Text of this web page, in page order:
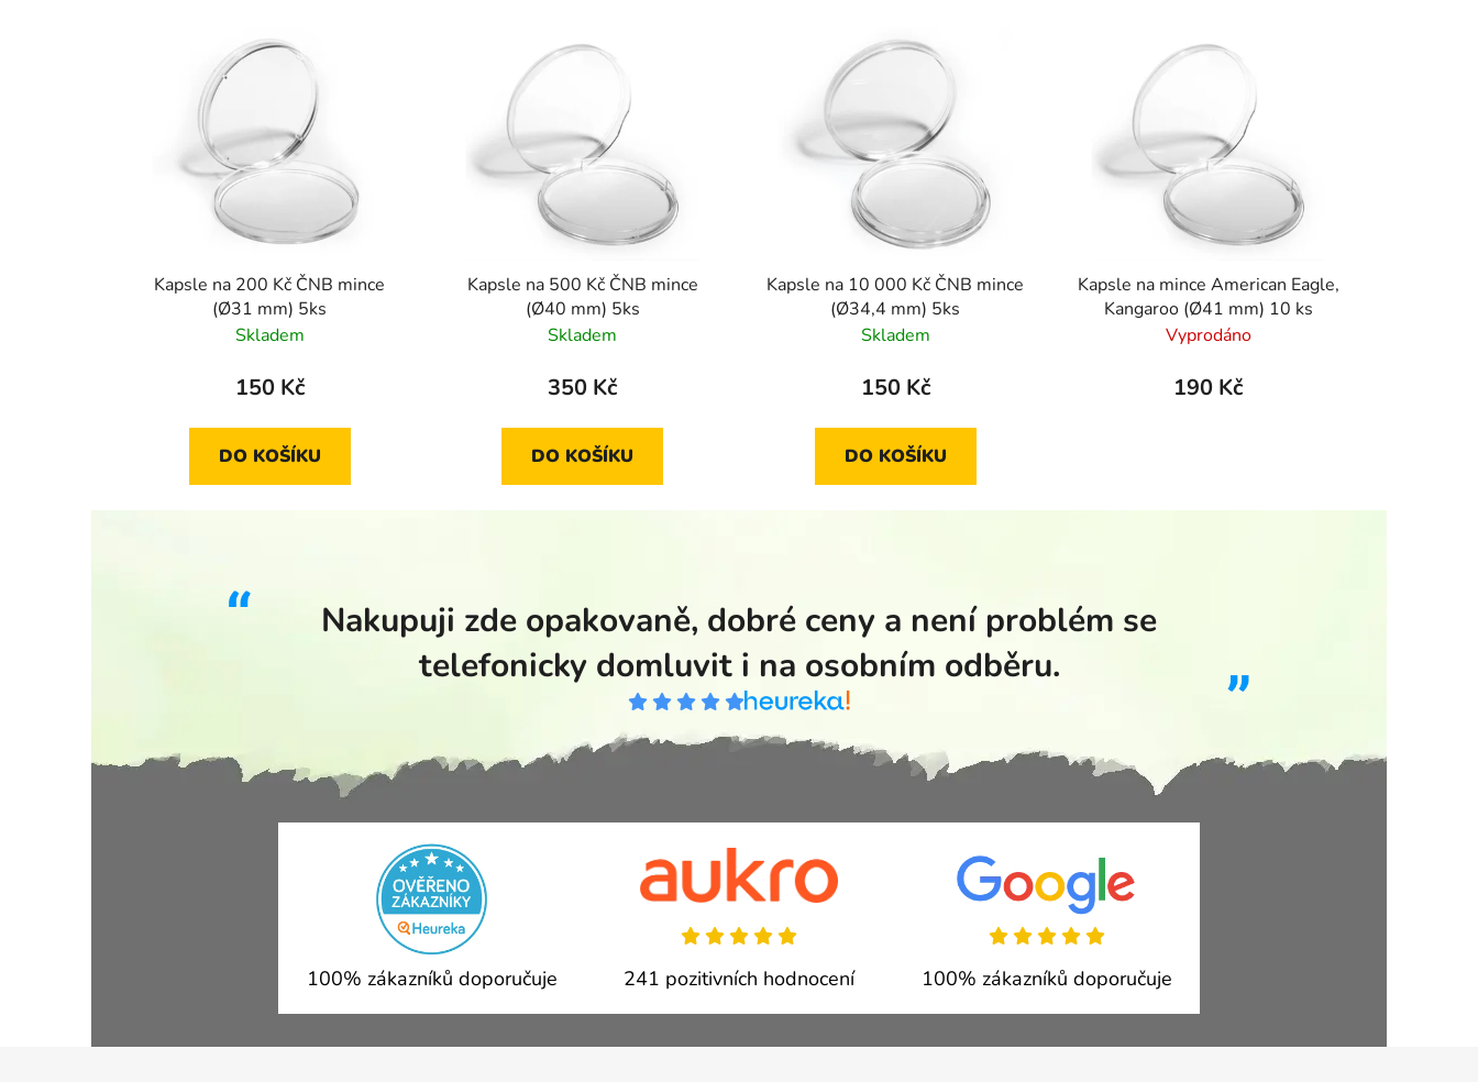
Kapsle na 200 Kč ČNB mince
(Ø31 mm) 5ks
Skladem
150 Kč
DO KOŠÍKU
Kapsle na 500 Kč ČNB mince
(Ø40 mm) 5ks
Skladem
350 Kč
DO KOŠÍKU
Kapsle na 10 000 Kč ČNB mince
(Ø34,4 mm) 5ks
Skladem
150 Kč
DO KOŠÍKU
Kapsle na mince American Eagle,
Kangaroo (Ø41 mm) 10 ks
Vyprodáno
190 Kč
Nakupuji zde opakovaně, dobré ceny a není problém se
telefonicky domluvit i na osobním odběru.
100% zákazníků doporučuje 241 pozitivních hodnocení 100% zákazníků doporučuje